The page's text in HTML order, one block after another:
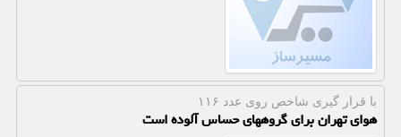
با قرار گیری شاخص روی عدد ۱۱۶
هوای تهران برای گروههای حساس آلوده است